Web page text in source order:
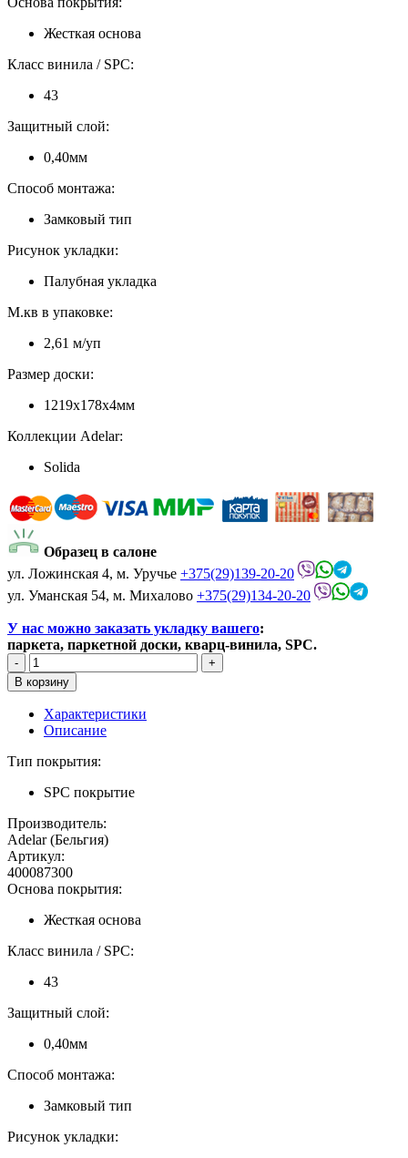
Жесткая основа
Класс винила / SPC:
43
Защитный слой:
0,40мм
Способ монтажа:
Замковый тип
Рисунок укладки:
Палубная укладка
М.кв в упаковке:
2,61 м/уп
Размер доски:
1219x178x4мм
Коллекции Adelar:
Solida
Образец в салоне
ул. Ложинская 4, м. Уручье +375(29)139-20-20
ул. Уманская 54, м. Михалово +375(29)134-20-20
У нас можно заказать укладку вашего:
паркета, паркетной доски, кварц-винила, SPC.
Характеристики
Описание
Тип покрытия:
SPC покрытие
Производитель:
Adelar (Бельгия)
Артикул:
400087300
Основа покрытия:
Жесткая основа
Класс винила / SPC:
43
Защитный слой:
0,40мм
Способ монтажа:
Замковый тип
Рисунок укладки: